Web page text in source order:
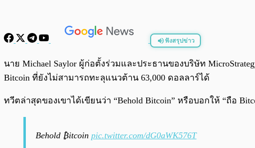
ฟังสรุปข่าว
พร้อมเล่น
นาย Michael Saylor ผู้ก่อตั้งร่วมและประธานของบริษัท
Bitcoin ที่ยังไม่สามารถทะลุแนวต้าน 63,000 ดอลลาร์ได้
ทวีตล่าสุดของเขาได้เขียนว่า “Behold Bitcoin” หรือบอกให้ “ถือ
Behold ₿itcoin pic.twitter.com/dG0aWK576T